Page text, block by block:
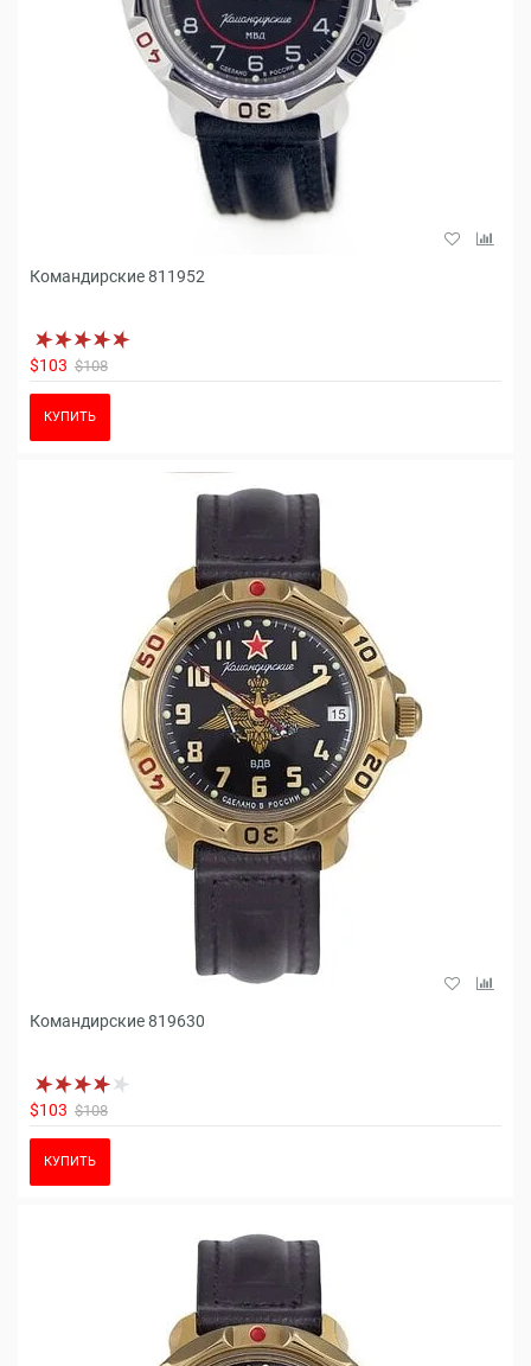
Командирские 811952
$103 $108
КУПИТЬ
Командирские 819630
$103 $108
КУПИТЬ